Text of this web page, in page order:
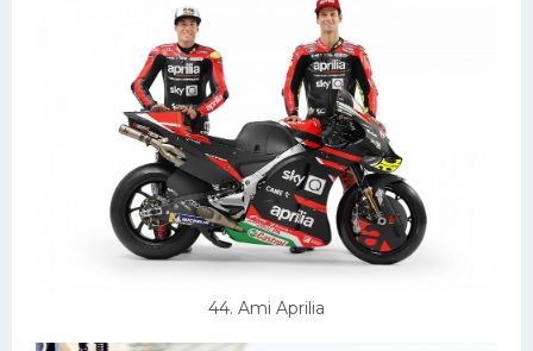
44. Ami Aprilia